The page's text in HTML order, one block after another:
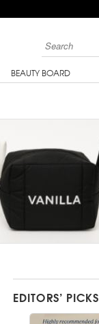
BEAUTY BOARD
EDITORS’ PICKS